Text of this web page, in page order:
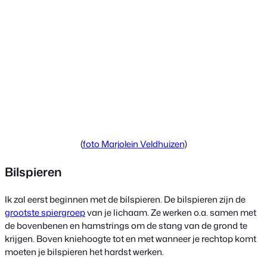
(foto Marjolein Veldhuizen)
Bilspieren
Ik zal eerst beginnen met de bilspieren. De bilspieren zijn de
grootste spiergroepvan je lichaam. Ze werken o.a. samen met
de bovenbenen en hamstrings om de stang van de grond te
krijgen. Boven kniehoogte tot en met wanneer je rechtop komt
moeten je bilspieren het hardst werken.